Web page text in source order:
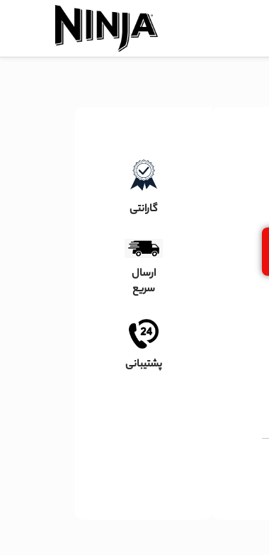
گارانتی
ارسال
سریع
پشتیبانی